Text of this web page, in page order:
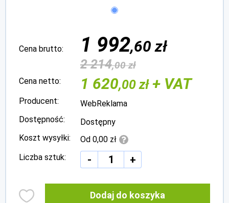
Cena brutto: 1 992,60 zł
2 214,00 zł
Cena netto: 1 620,00 zł+ VAT
Producent:
WebReklama
Dostępność:
Dostępny
Koszt wysyłki:
Od 0,00 zł
Liczba sztuk:
- +
Dodaj do koszyka